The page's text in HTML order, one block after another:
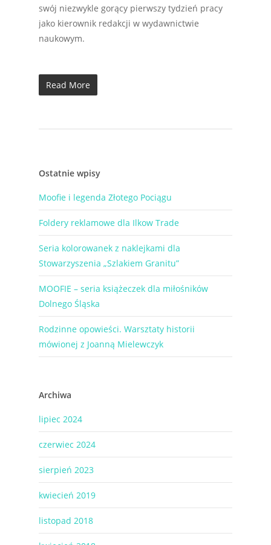
swój niezwykle gorący pierwszy tydzień pracy
jako kierownik redakcji w wydawnictwie
naukowym.
Read More
Ostatnie wpisy
Moofie i legenda Złotego Pociągu
Foldery reklamowe dla Ilkow Trade
Seria kolorowanek z naklejkami dla
Stowarzyszenia „Szlakiem Granitu”
MOOFIE – seria książeczek dla miłośników
Dolnego Śląska
Rodzinne opowieści. Warsztaty historii
mówionej z Joanną Mielewczyk
Archiwa
lipiec 2024
czerwiec 2024
sierpień 2023
kwiecień 2019
listopad 2018